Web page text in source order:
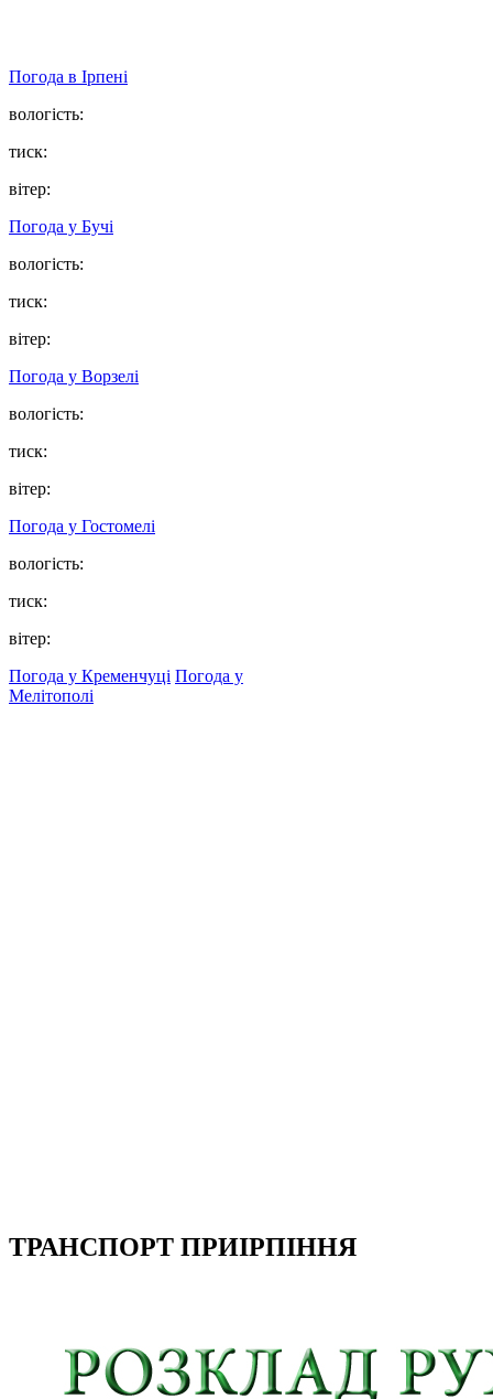
Погода в Ірпені
вологість:
тиск:
вітер:
Погода у Бучі
вологість:
тиск:
вітер:
Погода у Ворзелі
вологість:
тиск:
вітер:
Погода у Гостомелі
вологість:
тиск:
вітер:
Погода у Кременчуці Погода у
Мелітополі
ТРАНСПОРТ ПРИІРПІННЯ